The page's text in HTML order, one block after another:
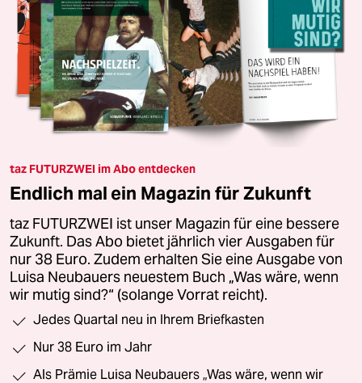
taz FUTURZWEI im Abo entdecken
Endlich mal ein Magazin für Zukunft
taz FUTURZWEI ist unser Magazin für eine bessere
Zukunft. Das Abo bietet jährlich vier Ausgaben für
nur 38 Euro. Zudem erhalten Sie eine Ausgabe von
Luisa Neubauers neuestem Buch „Was wäre, wenn
wir mutig sind?“ (solange Vorrat reicht).
Jedes Quartal neu in Ihrem Briefkasten
Nur 38 Euro im Jahr
Als Prämie Luisa Neubauers „Was wäre, wenn wir